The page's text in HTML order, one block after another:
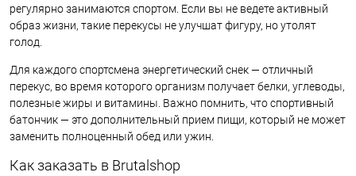
регулярно занимаются спортом. Если вы не ведете активный
образ жизни, такие перекусы не улучшат фигуру, но утолят
голод.
Для каждого спортсмена энергетический снек — отличный
перекус, во время которого организм получает белки, углеводы,
полезные жиры и витамины. Важно помнить, что спортивный
батончик — это дополнительный прием пищи, который не может
заменить полноценный обед или ужин.
Как заказать в Brutalshop